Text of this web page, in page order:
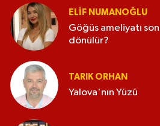
ELİF NUMANOĞLU
Göğüs ameliyatı
dönülür?
TARIK ORHAN
Yalova'nın Yüzü